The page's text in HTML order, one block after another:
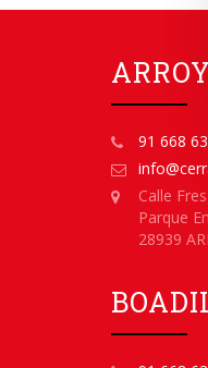
91 668
Calle
Parque
28939